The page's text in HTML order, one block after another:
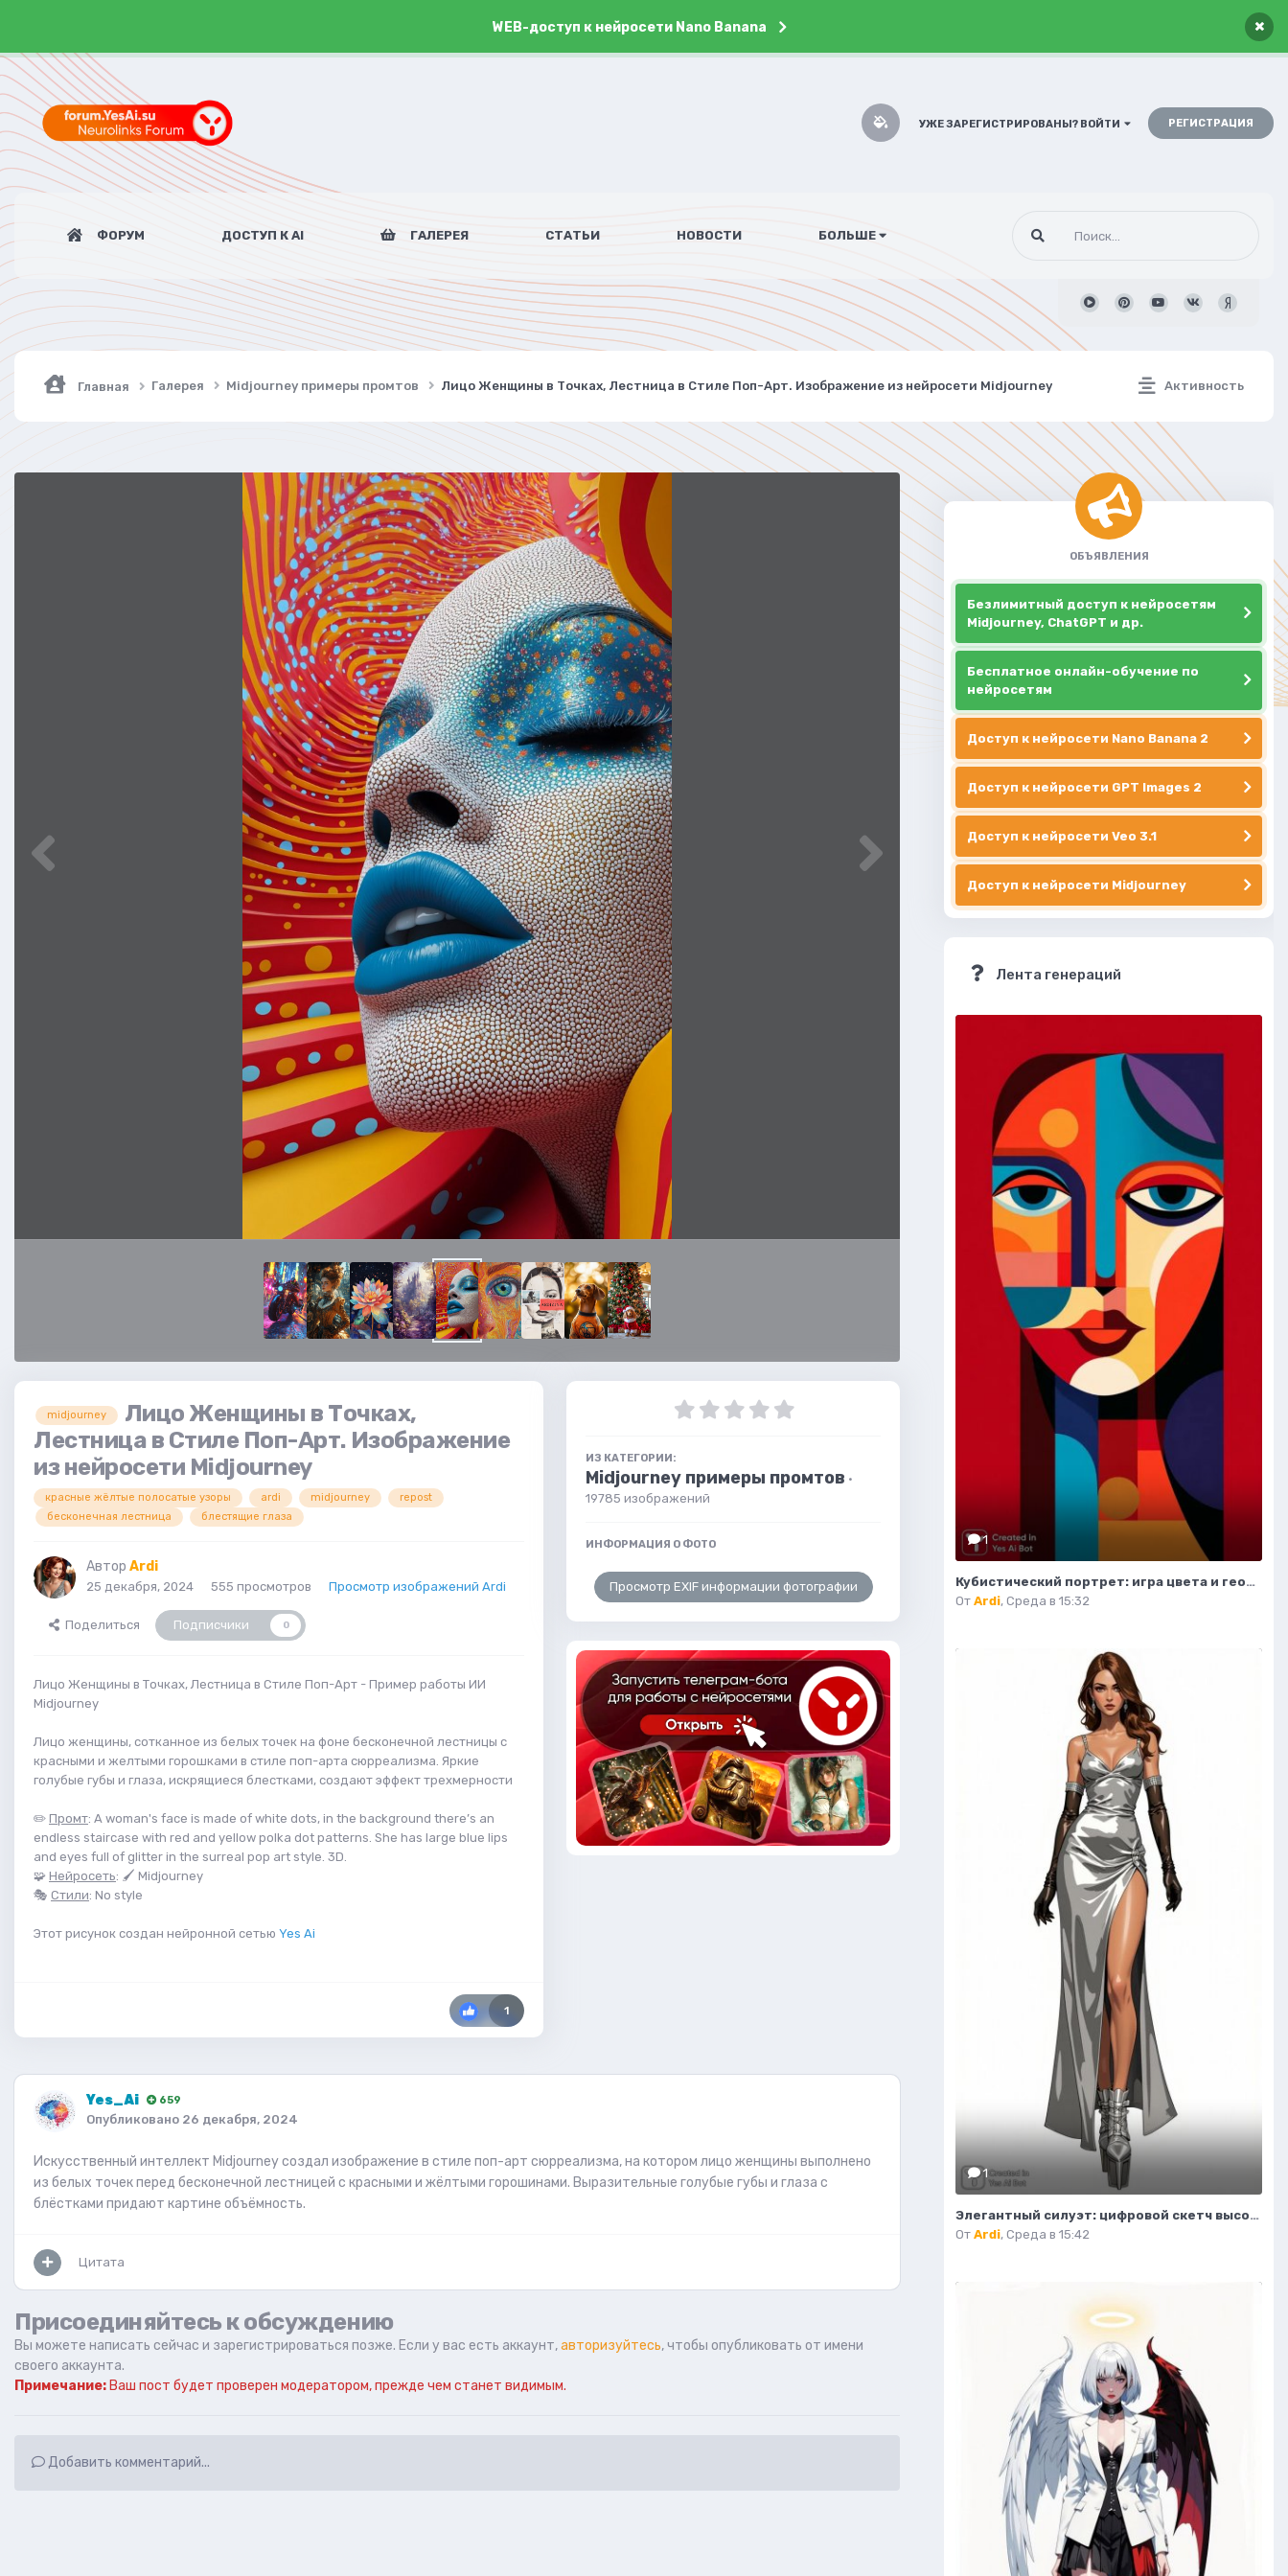
WEB-доступ к нейросети Nano Banana ×
УЖЕ ЗАРЕГИСТРИРОВАНЫ? ВОЙТИ РЕГИСТРАЦИЯ
ФОРУМ ДОСТУП К AI ГАЛЕРЕЯ СТАТЬИ НОВОСТИ БОЛЬШЕ
Активность
Главная Галерея Midjourney примеры промтов Лицо Женщины в Точках, Лестница в Стиле Поп-Арт. Изображение из нейросети Midjourney
midjourney
Лицо Женщины в Точках,
Лестница в Стиле Поп-Арт. Изображение
из нейросети Midjourney
красные жёлтые полосатые узоры ardi midjourney
repost
бесконечная лестница
блестящие глаза
Автор Ardi
25 декабря, 2024 555 просмотров Просмотр изображений Ardi
Поделиться Подписчики 0
Лицо Женщины в Точках, Лестница в Стиле Поп-Арт - Пример работы ИИ
Midjourney
Лицо женщины, сотканное из белых точек на фоне бесконечной лестницы с
красными и желтыми горошками в стиле поп-арта сюрреализма. Яркие
голубые губы и глаза, искрящиеся блестками, создают эффект трехмерности
✏️ Промт: A woman's face is made of white dots, in the background there’s an
endless staircase with red and yellow polka dot patterns. She has large blue lips
and eyes full of glitter in the surreal pop art style. 3D.
🧩 Нейросеть: 🖌 Midjourney
🎭 Стили: No style
Этот рисунок создан нейронной сетью Yes Ai
1
ИЗ КАТЕГОРИИ:
Midjourney примеры промтов ·
19785 изображений
ИНФОРМАЦИЯ О ФОТО
Просмотр EXIF информации фотографии
Yes_Ai 659
Опубликовано 26 декабря, 2024
Искусственный интеллект Midjourney создал изображение в стиле поп-арт сюрреализма, на котором лицо женщины выполнено
из белых точек перед бесконечной лестницей с красными и жёлтыми горошинами. Выразительные голубые губы и глаза с
блёстками придают картине объёмность.
Цитата
Присоединяйтесь к обсуждению
Вы можете написать сейчас и зарегистрироваться позже. Если у вас есть аккаунт,авторизуйтесь, чтобы опубликовать от имени
своего аккаунта.
Примечание: Ваш пост будет проверен модератором, прежде чем станет видимым.
Добавить комментарий...
ОБЪЯВЛЕНИЯ
Безлимитный доступ к нейросетям
Midjourney, ChatGPT и др.
Бесплатное онлайн-обучение по
нейросетям
Доступ к нейросети Nano Banana 2
Доступ к нейросети GPT Images 2
Доступ к нейросети Veo 3.1
Доступ к нейросети Midjourney
Лента генераций
1
Кубистический портрет: игра цвета и геометрических форм. Нейросеть Midjourney
От Ardi, Среда в 15:32
1
Элегантный силуэт: цифровой скетч высокой моды в студийном исполнении. Изображение из нейросети Flux 1
От Ardi, Среда в 15:42